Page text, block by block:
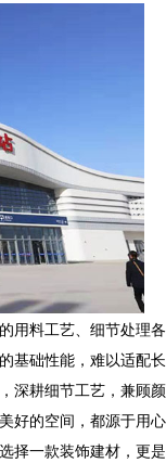
用料工艺、细节处理各
基础性能，难以适配长
深耕细节工艺，兼顾颜
好的空间，都源于用心
择一款装饰建材，更是